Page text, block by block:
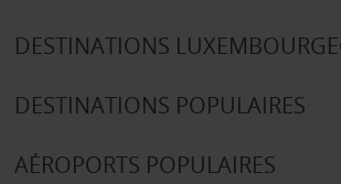
DESTINATIONS
DESTINATIONS POPULAIRES
AÉROPORTS POPULAIRES